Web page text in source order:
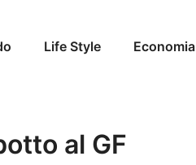
Life Style Economia
al GF